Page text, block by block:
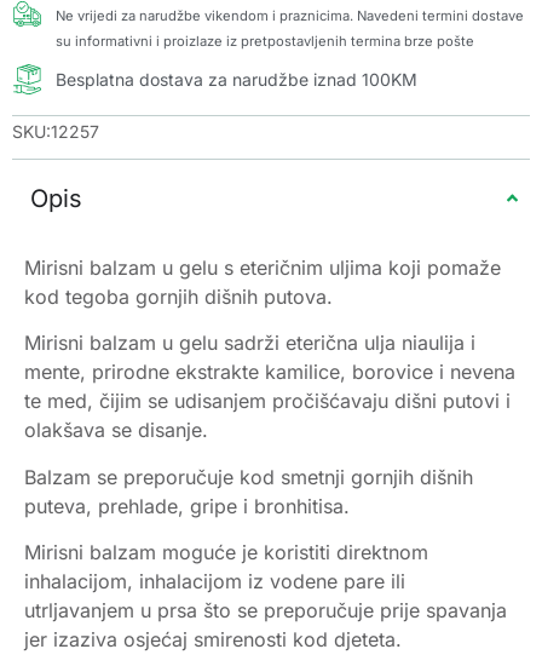
Ne vrijedi za narudžbe vikendom i praznicima. Navedeni termini dostave
su informativni i proizlaze iz pretpostavljenih termina brze pošte
Besplatna dostava za narudžbe iznad 100KM
SKU:12257
Opis
Mirisni balzam u gelu s eteričnim uljima koji pomaže
kod tegoba gornjih dišnih putova.
Mirisni balzam u gelu sadrži eterična ulja niaulija i
mente, prirodne ekstrakte kamilice, borovice i nevena
te med, čijim se udisanjem pročišćavaju dišni putovi i
olakšava se disanje.
Balzam se preporučuje kod smetnji gornjih dišnih
puteva, prehlade, gripe i bronhitisa.
Mirisni balzam moguće je koristiti direktnom
inhalacijom, inhalacijom iz vodene pare ili
utrljavanjem u prsa što se preporučuje prije spavanja
jer izaziva osjećaj smirenosti kod djeteta.